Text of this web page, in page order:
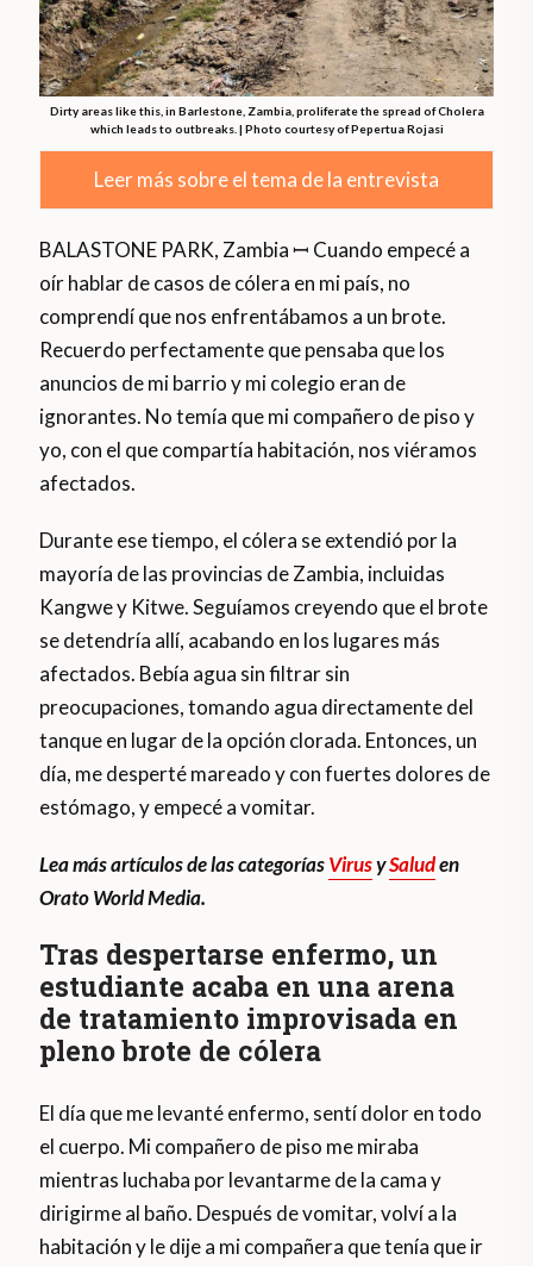
Dirty areas like this, in Barlestone, Zambia, proliferate the spread of Cholera
which leads to outbreaks. | Photo courtesy of Pepertua Rojasi
Leer más sobre el tema de la entrevista
BALASTONE PARK, Zambia ꟷ Cuando empecé a
oír hablar de casos de cólera en mi país, no
comprendí que nos enfrentábamos a un brote.
Recuerdo perfectamente que pensaba que los
anuncios de mi barrio y mi colegio eran de
ignorantes. No temía que mi compañero de piso y
yo, con el que compartía habitación, nos viéramos
afectados.
Durante ese tiempo, el cólera se extendió por la
mayoría de las provincias de Zambia, incluidas
Kangwe y Kitwe. Seguíamos creyendo que el brote
se detendría allí, acabando en los lugares más
afectados. Bebía agua sin filtrar sin
preocupaciones, tomando agua directamente del
tanque en lugar de la opción clorada. Entonces, un
día, me desperté mareado y con fuertes dolores de
estómago, y empecé a vomitar.
Lea más artículos de las categoríasVirusySaluden
Orato World Media.
Tras despertarse enfermo, un
estudiante acaba en una arena
de tratamiento improvisada en
pleno brote de cólera
El día que me levanté enfermo, sentí dolor en todo
el cuerpo. Mi compañero de piso me miraba
mientras luchaba por levantarme de la cama y
dirigirme al baño. Después de vomitar, volví a la
habitación y le dije a mi compañera que tenía que ir